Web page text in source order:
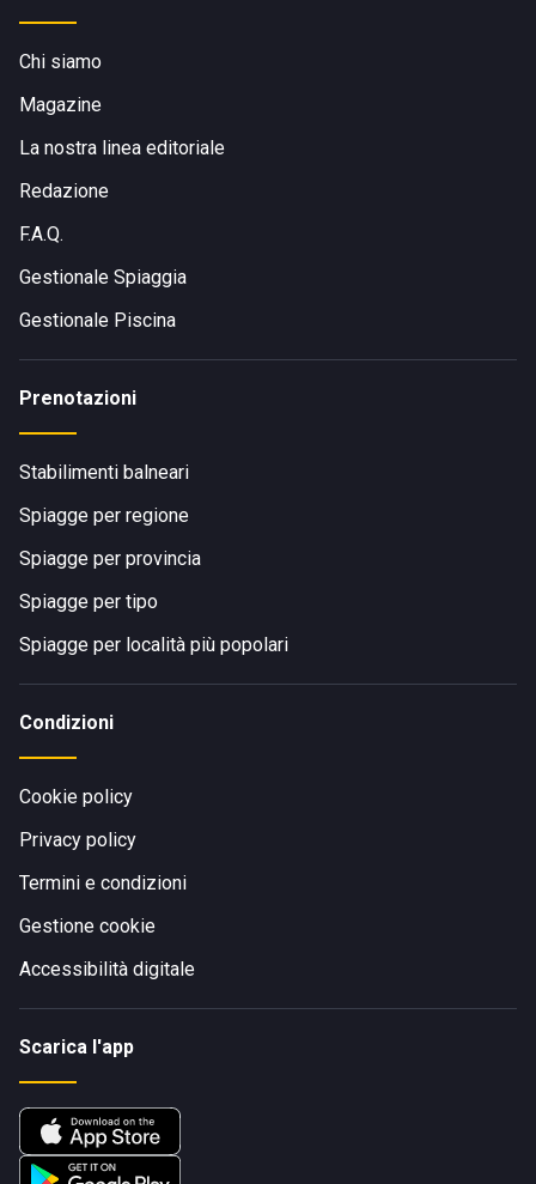
Chi siamo
Magazine
La nostra linea editoriale
Redazione
F.A.Q.
Gestionale Spiaggia
Gestionale Piscina
Prenotazioni
Stabilimenti balneari
Spiagge per regione
Spiagge per provincia
Spiagge per tipo
Spiagge per località più popolari
Condizioni
Cookie policy
Privacy policy
Termini e condizioni
Gestione cookie
Accessibilità digitale
Scarica l'app